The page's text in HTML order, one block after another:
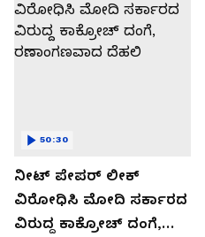
ನೀಟ್ ಪೇಪರ್ ಲೀಕ್
ವಿರೋಧಿಸಿ ಮೋದಿ ಸರ್ಕಾರದ
ವಿರುದ್ದ ಕಾಕ್ರೋಚ್ ದಂಗೆ,
50:30